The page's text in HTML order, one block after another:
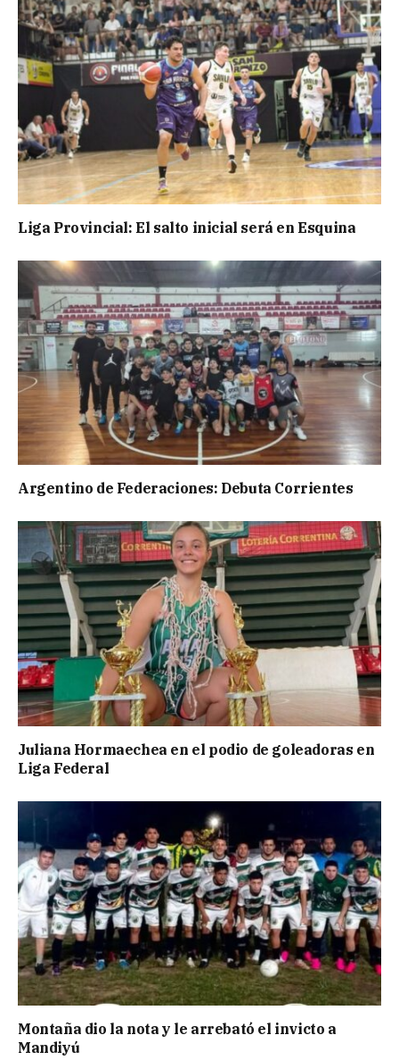
Liga Provincial: El salto inicial será en Esquina
Argentino de Federaciones: Debuta Corrientes
Juliana Hormaechea en el podio de goleadoras en
Liga Federal
Montaña dio la nota y le arrebató el invicto a
Mandiyú